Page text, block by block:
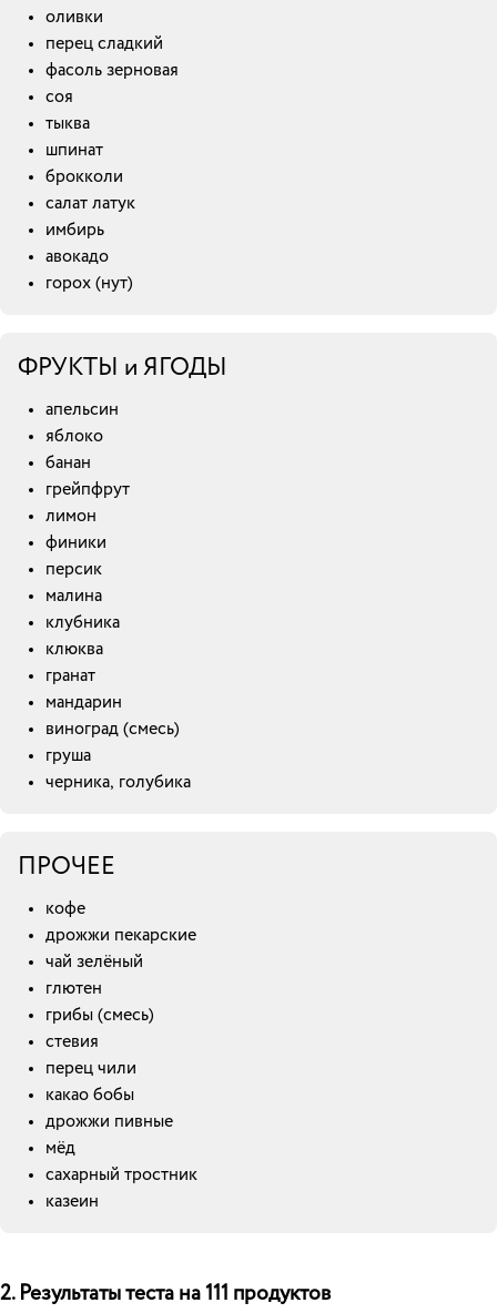
оливки
перец сладкий
фасоль зерновая
соя
тыква
шпинат
брокколи
салат латук
имбирь
авокадо
горох (нут)
ФРУКТЫ и ЯГОДЫ
апельсин
яблоко
банан
грейпфрут
лимон
финики
персик
малина
клубника
клюква
гранат
мандарин
виноград (смесь)
груша
черника, голубика
ПРОЧЕЕ
кофе
дрожжи пекарские
чай зелёный
глютен
грибы (смесь)
стевия
перец чили
какао бобы
дрожжи пивные
мёд
сахарный тростник
казеин
2. Результаты теста на 111 продуктов